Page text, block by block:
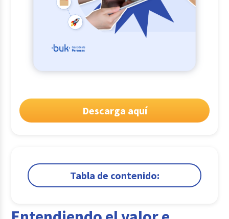
Descarga aquí
Tabla de contenido: